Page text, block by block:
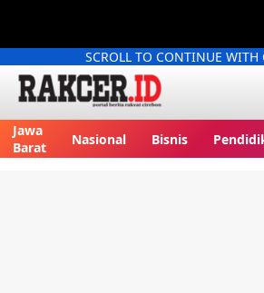
SCROLL TO CONTINUE WITH
Jawa
Barat
Nasional Bisnis